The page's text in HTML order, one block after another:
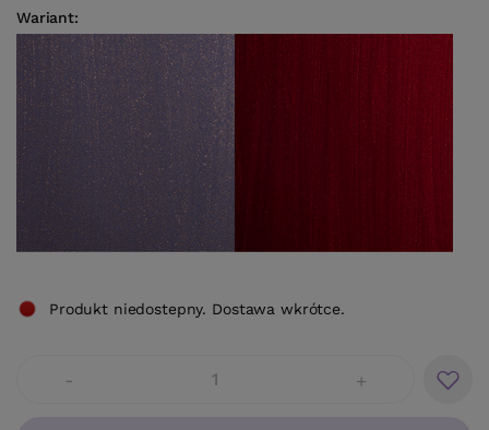
Wariant
- +
Produkt niedostepny. Dostawa wkrótce.